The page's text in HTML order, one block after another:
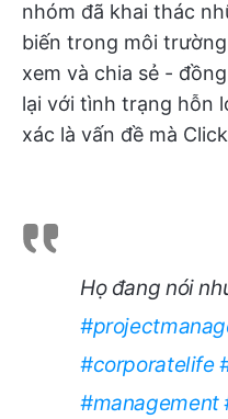
nhóm đã khai thác
biến trong môi
xem và chia sẻ -
lại với tình trạng hỗn
xác là vấn đề mà
Họ đang nói
#corporatelife
#management